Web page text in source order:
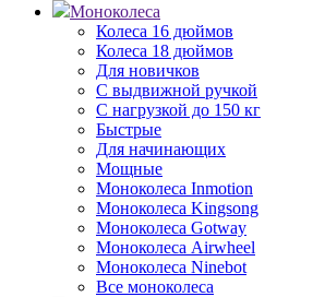
Моноколеса
Колеса 16 дюймов
Колеса 18 дюймов
Для новичков
С выдвижной ручкой
С нагрузкой до 150 кг
Быстрые
Для начинающих
Мощные
Моноколеса Inmotion
Моноколеса Kingsong
Моноколеса Gotway
Моноколеса Airwheel
Моноколеса Ninebot
Все моноколеса